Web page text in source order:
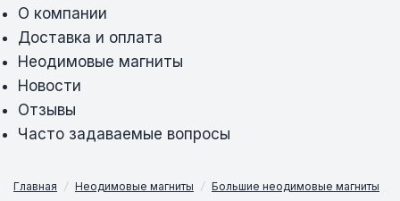
О компании
Доставка и оплата
Неодимовые магниты
Новости
Отзывы
Часто задаваемые вопросы
Главная / Неодимовые магниты / Большие неодимовые магниты